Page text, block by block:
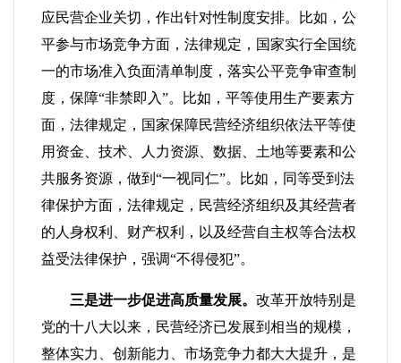
应民营企业关切，作出针对性制度安排。比如，公
平参与市场竞争方面，法律规定，国家实行全国统
一的市场准入负面清单制度，落实公平竞争审查制
度，保障“非禁即入”。比如，平等使用生产要素方
面，法律规定，国家保障民营经济组织依法平等使
用资金、技术、人力资源、数据、土地等要素和公
共服务资源，做到“一视同仁”。比如，同等受到法
律保护方面，法律规定，民营经济组织及其经营者
的人身权利、财产权利，以及经营自主权等合法权
益受法律保护，强调“不得侵犯”。
三是进一步促进高质量发展。 改革开放特别是
党的十八大以来，民营经济已发展到相当的规模，
整体实力、创新能力、市场竞争力都大大提升，是